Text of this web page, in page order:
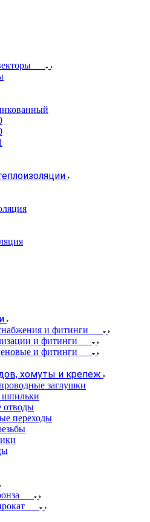
и фитинги
и фитинги
и фитинги
хомуты и крепеж
заглушки
отводы
переходы